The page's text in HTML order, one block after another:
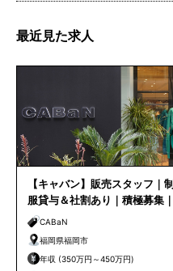
最近見た求人
【キャバン】販売スタッフ｜制
服貸与＆社割あり｜積極募集｜
福岡店
CABaN
福岡県福岡市
年収 (350万円～450万円)